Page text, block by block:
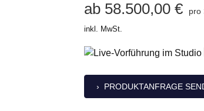
ab 58.500,00 € pro
inkl. MwSt.
› PRODUKTANFRAGE